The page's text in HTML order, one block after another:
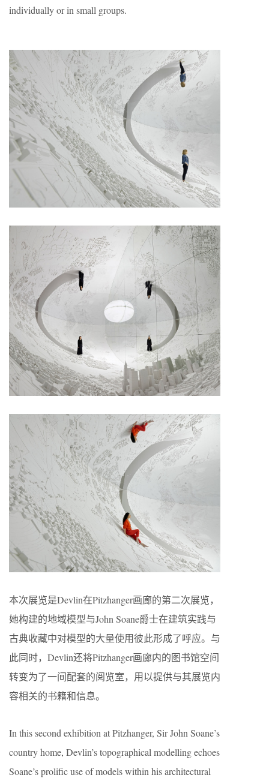
individually or in small groups.
本次展览是Devlin在Pitzhanger画廊的第二次展览，
她构建的地域模型与John Soane爵士在建筑实践与
古典收藏中对模型的大量使用彼此形成了呼应。与
此同时，Devlin还将Pitzhanger画廊内的图书馆空间
转变为了一间配套的阅览室，用以提供与其展览内
容相关的书籍和信息。
In this second exhibition at Pitzhanger, Sir John Soane’s
country home, Devlin’s topographical modelling echoes
Soane’s prolific use of models within his architectural